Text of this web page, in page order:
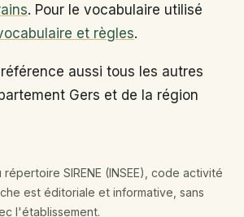
. Pour le vocabulaire utilisé
et règles.
aussi tous les autres
Gers et de la région
SIRENE (INSEE), code activité
est éditoriale et informative, sans
l'établissement.